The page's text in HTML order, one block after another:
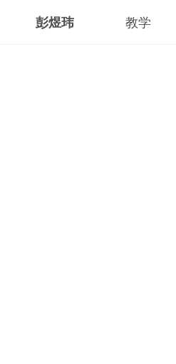
彭煜玮 教学